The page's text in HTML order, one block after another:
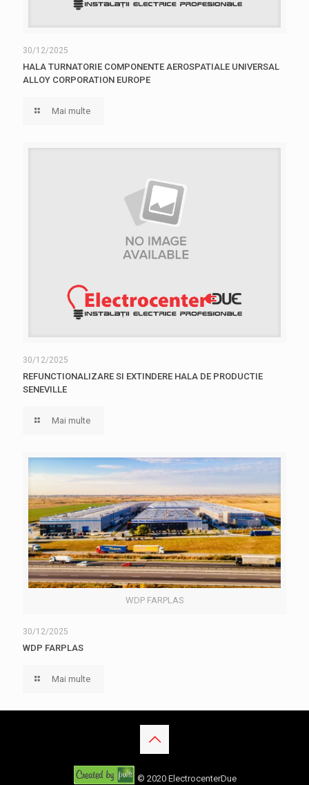
30/12/2025
HALA TURNATORIE COMPONENTE AEROSPATIALE UNIVERSAL
ALLOY CORPORATION EUROPE
Mai multe
30/12/2025
REFUNCTIONALIZARE SI EXTINDERE HALA DE PRODUCTIE
SENEVILLE
Mai multe
WDP FARPLAS
30/12/2025
WDP FARPLAS
Mai multe
© 2020 ElectrocenterDue